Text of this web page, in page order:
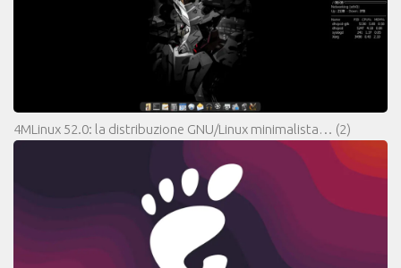
4MLinux 52.0: la distribuzione GNU/Linux minimalista… (2)